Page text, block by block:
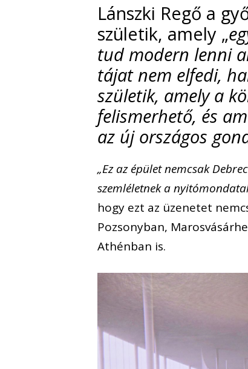
Lánszki Regő a
születik, amely „
tud modern lenni
tájat nem elfedi,
születik, amely a
felismerhető, és
az új országos
„Ez az épület nemcsak
szemléletnek a
hogy ezt az üzenetet
Pozsonyban,
Athénban is.